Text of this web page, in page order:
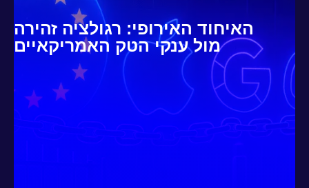
האיחוד האירופי: רגולציה זהירה
מול ענקי הטק האמריקאיים